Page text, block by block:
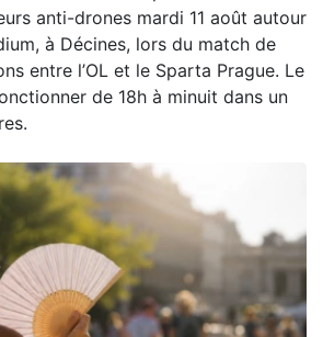
anti-drones mardi 11 août autour
à Décines, lors du match de
entre l’OL et le Sparta Prague. Le
de 18h à minuit dans un